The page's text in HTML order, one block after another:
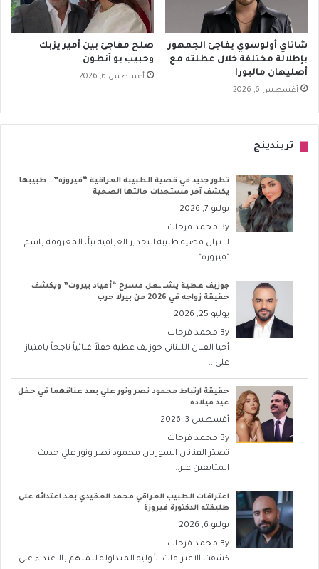
شاتاي أولوسوي يفاجئ الجمهور
بإطلالة مختلفة خلال عطلته مع
أصليهان مالبورا
أغسطس 6, 2026
صلح مفاجئ بين أمير يزبك
وحبيب بو أنطون
أغسطس 6, 2026
تريندينج
تطور جديد في قضية الطبيبة العراقية “فيروزه”… طبيبها
يكشف آخر مستجدات حالتها الصحية
يوليو 7, 2026
By محمد فرحات
لا تزال قضية طبيبة التخدير العراقية نبأ، المعروفة باسم
"فيروزه"،...
جوزيف عطية يشــ ــعل مسرح “أعياد بيروت” ويكشف
حقيقة زواجه في 2026 من بيرلا حرب
يوليو 25, 2026
By محمد فرحات
أحيا الفنان اللبناني جوزيف عطية حفلاً غنائياً ناجحاً بامتياز
على...
حقيقة ارتباط محمود نصر ونور علي بعد عناقهما في حفل
عيد ميلاده
أغسطس 3, 2026
By محمد فرحات
تصدّر الفنانان السوريان محمود نصر ونور علي حديث
المتابعين عبر...
اعترافات الطبيب العراقي محمد العقيدي بعد اعتدائه على
طليقته الدكتورة فيروزة
يوليو 6, 2026
By محمد فرحات
كشفت الاعترافات الأولية المتداولة للمتهم بالاعتداء على